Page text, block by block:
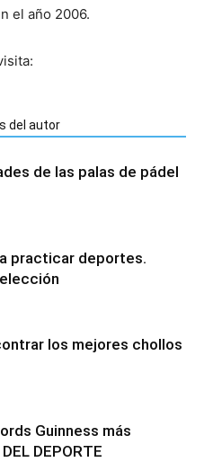
el año 2006.
del autor
de las palas de pádel
practicar deportes.
los mejores chollos
Guinness más
DEPORTE